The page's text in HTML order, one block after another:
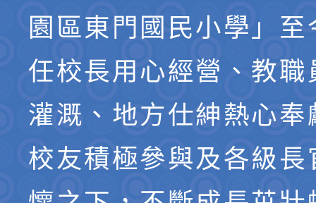
園區東門國民小學」
任校長用心經營、教職
灌溉、地方仕紳熱心奉
校友積極參與及各級長